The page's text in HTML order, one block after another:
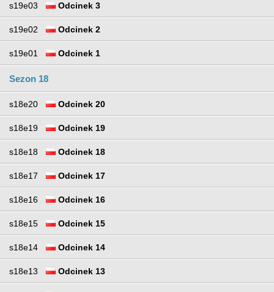
s19e03 Odcinek 3
s19e02 Odcinek 2
s19e01 Odcinek 1
Sezon 18
s18e20 Odcinek 20
s18e19 Odcinek 19
s18e18 Odcinek 18
s18e17 Odcinek 17
s18e16 Odcinek 16
s18e15 Odcinek 15
s18e14 Odcinek 14
s18e13 Odcinek 13